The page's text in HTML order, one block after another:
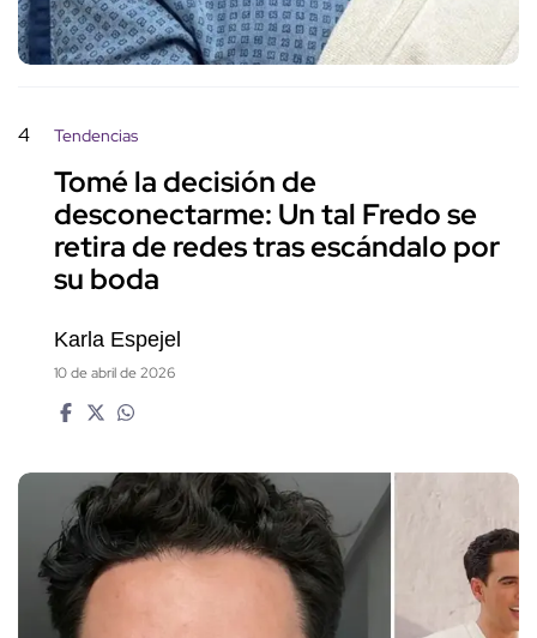
4 Tendencias
Tomé la decisión de
desconectarme: Un tal Fredo se
retira de redes tras escándalo por
su boda
Karla Espejel
10 de abril de 2026